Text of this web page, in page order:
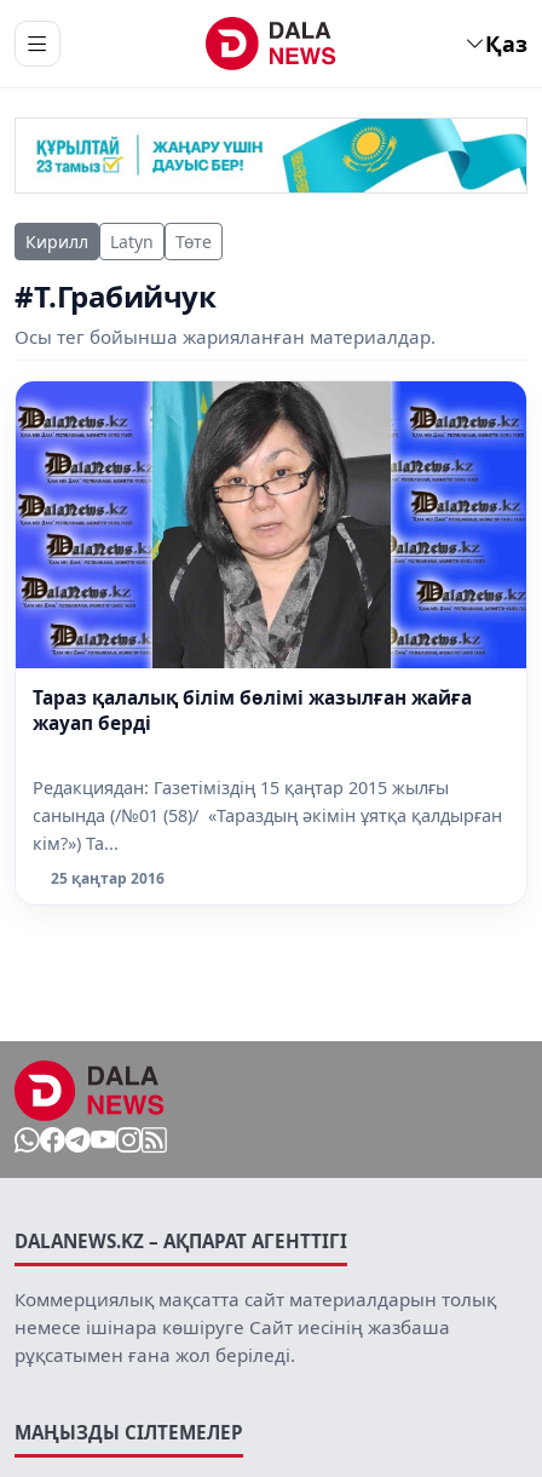
Қаз
Кирилл Latyn Төте
#Т.Грабийчук
Осы тег бойынша жарияланған материалдар.
Тараз қалалық білім бөлімі жазылған жайға
жауап берді
Редакциядан: Газетіміздің 15 қаңтар 2015 жылғы
санында (/№01 (58)/ «Тараздың әкімін ұятқа қалдырған
кім?») Та...
25 қаңтар 2016
DALANEWS.KZ – АҚПАРАТ АГЕНТТІГІ
Коммерциялық мақсатта сайт материалдарын толық
немесе ішінара көшіруге Сайт иесінің жазбаша
рұқсатымен ғана жол беріледі.
МАҢЫЗДЫ СІЛТЕМЕЛЕР